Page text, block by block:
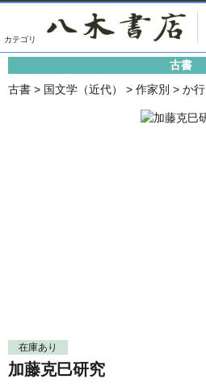
出版物
影印資料
単行本◆日本語史
書誌学・目録
古書目録
画像がある商品のみ検索
古書
古書 > 国文学（近代） > 作家別 > か行
在庫あり
加藤克巳研究